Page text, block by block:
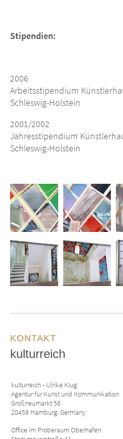
Stipendien:
2006
Arbeitsstipendium
Schleswig-Holstein
2001/2002
Jahresstipendium
Schleswig-Holstein
KONTAKT
kulturreich
kulturreich - Ulrike Klug
Agentur für Kunst und Kommunikation
Großneumarkt 56
20459 Hamburg. Germany
Office im Proberaum Oberhafen